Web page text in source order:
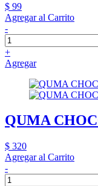
$ 99
Agregar al Carrito
-
+
Agregar
QUMA
$ 320
Agregar al Carrito
-